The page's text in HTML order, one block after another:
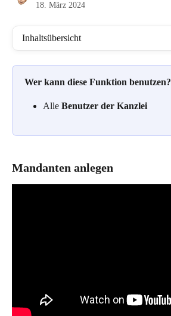
18. März 2024
Inhaltsübersicht
Wer kann diese Funktion benutzen?
Alle Benutzer der Kanzlei
Mandanten anlegen